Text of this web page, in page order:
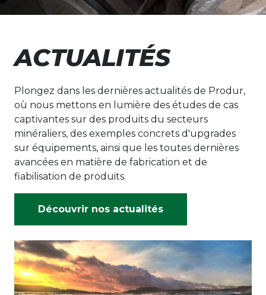
ACTUALITÉS
Plongez dans les dernières actualités de Produr,
où nous mettons en lumière des études de cas
captivantes sur des produits du secteurs
minéraliers, des exemples concrets d'upgrades
sur équipements, ainsi que les toutes dernières
avancées en matière de fabrication et de
fiabilisation de produits.
Découvrir nos actualités